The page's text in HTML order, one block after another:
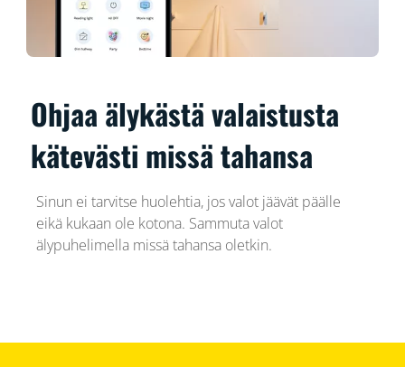
Ohjaa älykästä valaistusta
kätevästi missä tahansa
Sinun ei tarvitse huolehtia, jos valot jäävät päälle
eikä kukaan ole kotona. Sammuta valot
älypuhelimella missä tahansa oletkin.